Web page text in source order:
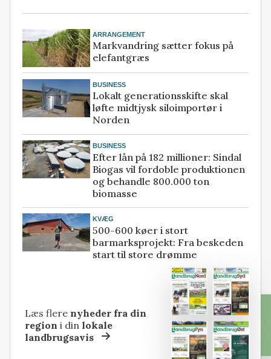
ARRANGEMENT
Markvandring sætter fokus på
elefantgræs
BUSINESS
Lokalt generationsskifte skal
løfte midtjysk siloimportør i
Norden
BUSINESS
Efter lån på 182 millioner: Sindal
Biogas vil fordoble produktionen
og behandle 800.000 ton
biomasse
KVÆG
500-600 køer i stort
barmarksprojekt: Fra beskeden
start til store drømme
Læs flere nyheder fra din
region i dinlokale
landbrugsavis